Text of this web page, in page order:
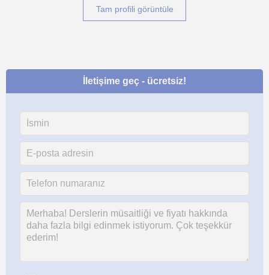
Tam profili görüntüle
İletişime geç - ücretsiz!